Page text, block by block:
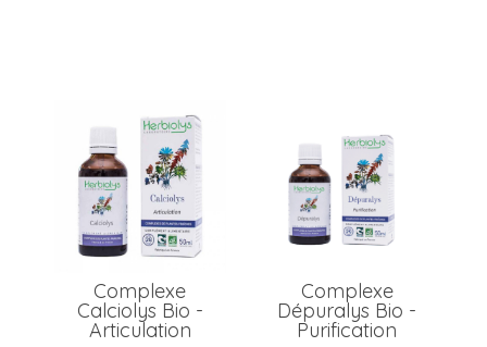
Complexe
Calciolys Bio -
Articulation
Complexe
Dépuralys Bio -
Purification